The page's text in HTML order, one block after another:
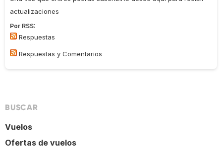
actualizaciones
Por RSS:
Respuestas
Respuestas y Comentarios
BUSCAR
Vuelos
Ofertas de vuelos